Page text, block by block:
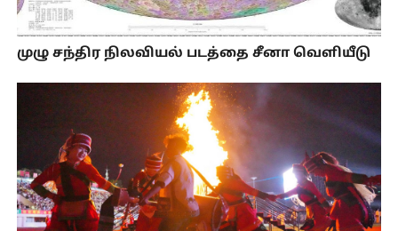
முழு சந்திர நிலவியல் படத்தை சீனா வெளியீடு